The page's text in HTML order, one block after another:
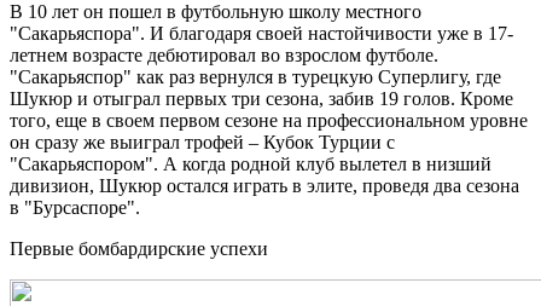
В 10 лет он пошел в футбольную школу местного
"Сакарьяспора". И благодаря своей настойчивости уже в 17-
летнем возрасте дебютировал во взрослом футболе.
"Сакарьяспор" как раз вернулся в турецкую Суперлигу, где
Шукюр и отыграл первых три сезона, забив 19 голов. Кроме
того, еще в своем первом сезоне на профессиональном уровне
он сразу же выиграл трофей – Кубок Турции с
"Сакарьяспором". А когда родной клуб вылетел в низший
дивизион, Шукюр остался играть в элите, проведя два сезона
в "Бурсаспоре".
Первые бомбардирские успехи